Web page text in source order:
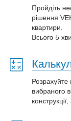
Пройдіть
рішення
квартири.
Всього 5
Розрахуйте
вибраного